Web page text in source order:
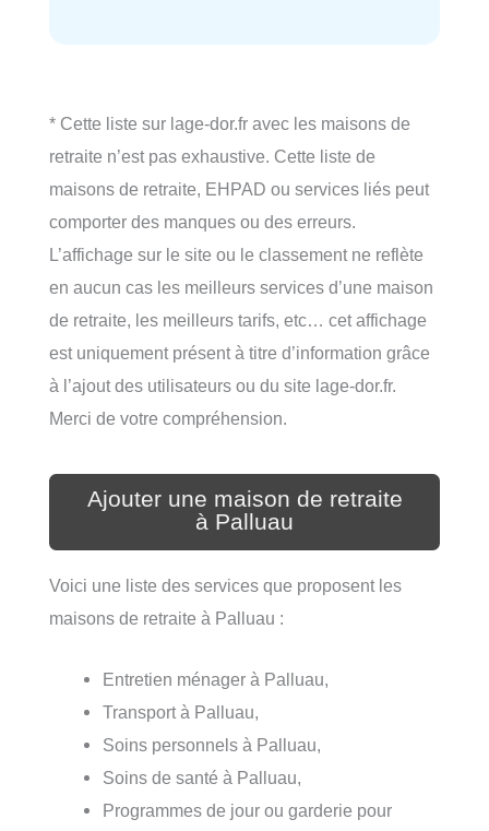
* Cette liste sur lage-dor.fr avec les maisons de
retraite n’est pas exhaustive. Cette liste de
maisons de retraite, EHPAD ou services liés peut
comporter des manques ou des erreurs.
L’affichage sur le site ou le classement ne reflète
en aucun cas les meilleurs services d’une maison
de retraite, les meilleurs tarifs, etc… cet affichage
est uniquement présent à titre d’information grâce
à l’ajout des utilisateurs ou du site lage-dor.fr.
Merci de votre compréhension.
Ajouter une maison de retraite
à Palluau
Voici une liste des services que proposent les
maisons de retraite à Palluau :
Entretien ménager à Palluau,
Transport à Palluau,
Soins personnels à Palluau,
Soins de santé à Palluau,
Programmes de jour ou garderie pour